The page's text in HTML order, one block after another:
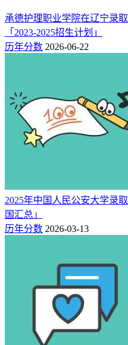
承德护理职业学院在辽宁录
「2023-2025招生计划」
历年分数 2026-06-22
2025年中国人民公安大学录
国汇总」
历年分数 2026-03-13